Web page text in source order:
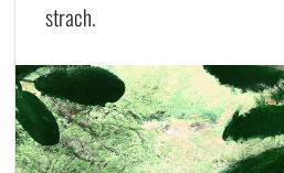
strach.